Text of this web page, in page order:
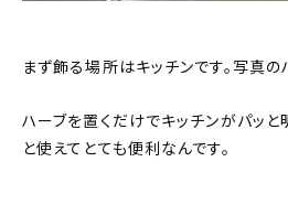
まず飾る場所はキッチンです。写真の
ハーブを置くだけでキッチンがパッと
と使えてとても便利なんです。